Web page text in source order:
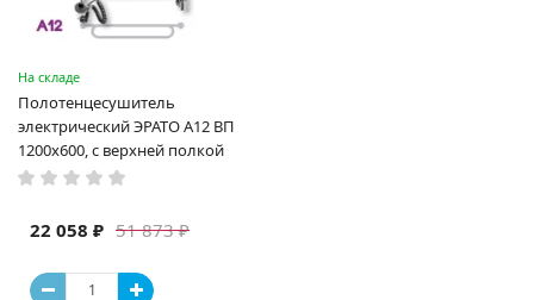
На складе
Полотенцесушитель
электрический ЭРАТО А12 ВП
1200x600, с верхней полкой
51 873 ₽
22 058 ₽